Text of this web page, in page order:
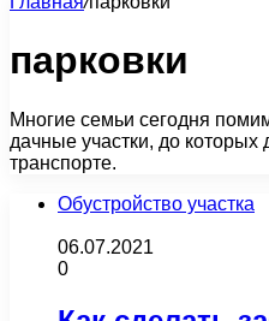
парковки
Многие семьи сегодня
дачные участки, до
транспорте.
Обустройство участка
06.07.2021
0